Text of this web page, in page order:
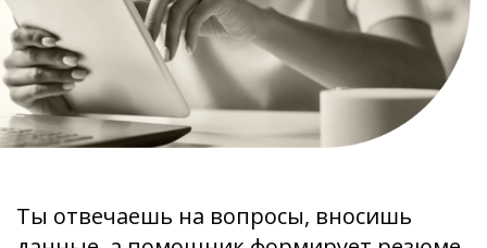
Ты отвечаешь на вопросы, вносишь